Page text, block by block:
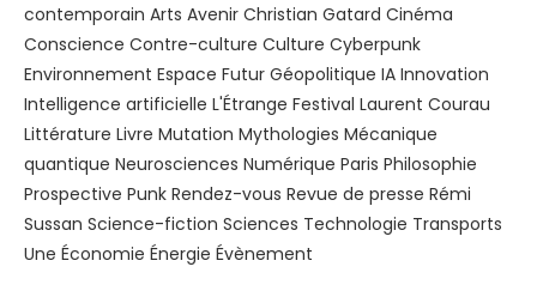
contemporain Arts Avenir Christian Gatard Cinéma
Conscience Contre-culture Culture Cyberpunk
Environnement Espace Futur Géopolitique IA Innovation
Intelligence artificielle L'Étrange Festival Laurent Courau
Littérature Livre Mutation Mythologies Mécanique
quantique Neurosciences Numérique Paris Philosophie
Prospective Punk Rendez-vous Revue de presse Rémi
Sussan Science-fiction Sciences Technologie Transports
Une Économie Énergie Évènement